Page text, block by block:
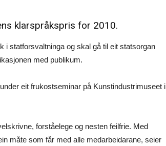
klarspråkspris for 2010.
i statforsvaltninga og skal gå til eit statsorgan
med publikum.
eit frukostseminar på Kunstindustrimuseet i
forståelege og nesten feilfrie. Med
måte som får med alle medarbeidarane, seier